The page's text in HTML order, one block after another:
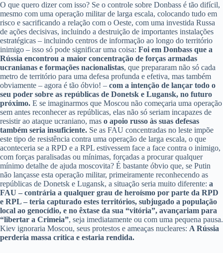
O que quero dizer com isso? Se o controle sobre Donbass é tão difícil,
mesmo com uma operação militar de larga escala, colocando tudo em
risco e sacrificando a relação com o Oeste, com uma investida Russa
de ações decisivas, incluindo a destruição de importantes instalações
estratégicas – incluindo centros de informação ao longo do território
inimigo – isso só pode significar uma coisa: Foi em Donbass que a
Rússia encontrou a maior concentração de forças armadas
ucranianas e formações nacionalistas, que prepararam não só cada
metro de território para uma defesa profunda e efetiva, mas também
obviamente – agora é tão óbvio! – com a intenção de lançar todo o
seu poder sobre as repúblicas de Donetsk e Lugansk, no futuro
próximo. E se imaginarmos que Moscou não começaria uma operação
sem antes reconhecer as repúblicas, elas não só seriam incapazes de
resistir ao ataque ucraniano, mas o apoio russo às suas defesas
também seria insuficiente. Se as FAU concentradas no leste impõe
este tipo de resistência contra uma operação de larga escala, o que
aconteceria se a RPD e a RPL estivessem face a face contra o inimigo,
com forças paralisadas ou mínimas, forçadas a procurar qualquer
mínimo detalhe de ajuda moscovita? É bastante óbvio que, se Putin
não lançasse esta operação militar, primeiramente reconhecendo as
repúblicas de Donetsk e Lugansk, a situação seria muito diferente: a
FAU – contrária a qualquer grau de heroísmo por parte da RPD
e RPL – teria capturado estes territórios, subjugado a população
local ao genocídio, e no êxtase da sua “vitória”, avançariam para
“libertar a Crimeia”, seja imediatamente ou com uma pequena pausa.
Kiev ignoraria Moscou, seus protestos e ameaças nucleares: A Rússia
perderia massa crítica e estaria rendida.